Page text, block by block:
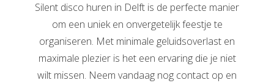
Silent disco huren in Delft is de perfecte manier
om een uniek en onvergetelijk feestje te
organiseren. Met minimale geluidsoverlast en
maximale plezier is het een ervaring die je niet
wilt missen. Neem vandaag nog contact op en